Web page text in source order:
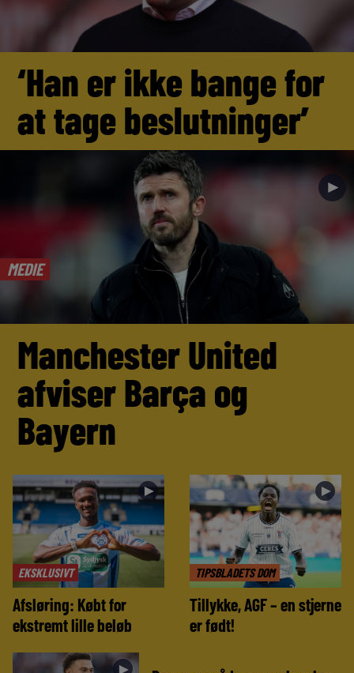
‘Han er ikke bange for
at tage beslutninger’
MEDIE
►
Manchester United
afviser Barça og
Bayern
EKSKLUSIVT
►
Afsløring: Købt for
ekstremt lille beløb
TIPSBLADETS DOM
►
Tillykke, AGF – en stjerne
er født!
►